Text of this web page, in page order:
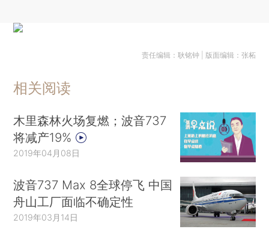
责任编辑：耿铭钟 | 版面编辑：张柘
相关阅读
木里森林火场复燃；波音737
将减产19%
2019年04月08日
波音737 Max 8全球停飞 中国
舟山工厂面临不确定性
2019年03月14日